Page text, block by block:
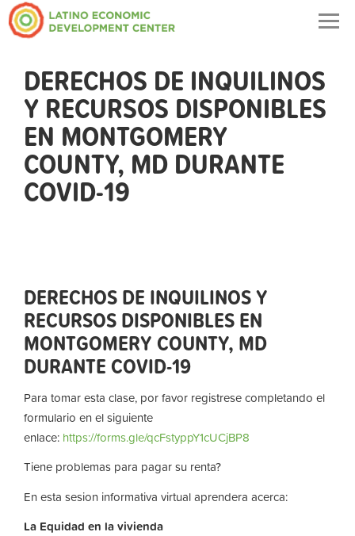
DERECHOS DE INQUILINOS
Y RECURSOS DISPONIBLES
EN MONTGOMERY
COUNTY, MD DURANTE
COVID-19
DERECHOS DE INQUILINOS Y
RECURSOS DISPONIBLES EN
MONTGOMERY COUNTY, MD
DURANTE COVID-19
Para tomar esta clase, por favor registrese completando el
formulario en el siguiente
enlace: https://forms.gle/qcFstyppY1cUCjBP8
Tiene problemas para pagar su renta?
En esta sesion informativa virtual aprendera acerca:
La Equidad en lavivienda